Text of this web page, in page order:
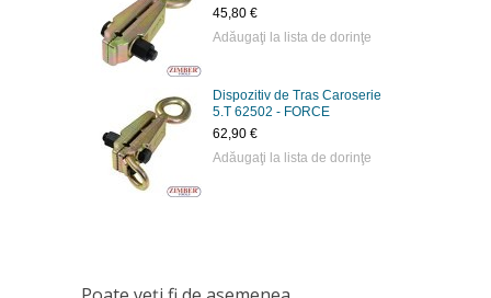
45,80 €
Adăugaţi la lista de dorinţe
Dispozitiv de Tras Caroserie
5.T 62502 - FORCE
62,90 €
Adăugaţi la lista de dorinţe